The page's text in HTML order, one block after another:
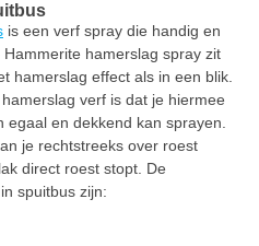
is een verf spray die handig en
hamerslag spray zit
hamerslag effect als in een blik.
verf is dat je hiermee
en dekkend kan sprayen.
je rechtstreeks over roest
direct roest stopt. De
spuitbus zijn: